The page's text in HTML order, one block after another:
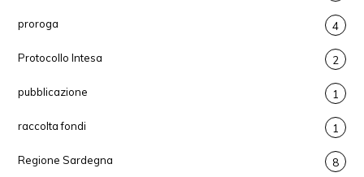
proroga 4
Protocollo Intesa 2
pubblicazione 1
raccolta fondi 1
Regione Sardegna 8